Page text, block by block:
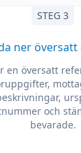
STEG 3
ner
en översatt
och
bevarade.